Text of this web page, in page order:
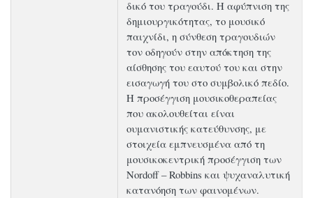
δικό του τραγούδι. Η αφύπνιση της
δημιουργικότητας, το μουσικό
παιχνίδι, η σύνθεση τραγουδιών
τον οδηγούν στην απόκτηση της
αίσθησης του εαυτού του και στην
εισαγωγή του στο συμβολικό πεδίο.
Η προσέγγιση μουσικοθεραπείας
που ακολουθείται είναι
ουμανιστικής κατεύθυνσης, με
στοιχεία εμπνευσμένα από τη
μουσικοκεντρική προσέγγιση των
Nordoff – Robbins και ψυχαναλυτική
κατανόηση των φαινομένων.